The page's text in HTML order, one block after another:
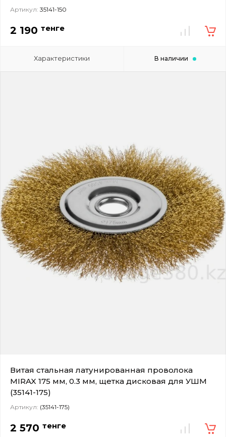
Артикул: 35141-150
2 190 тенге
Характеристики В наличии
Витая стальная латунированная проволока
MIRAX 175 мм, 0.3 мм, щетка дисковая для УШМ
(35141-175)
Артикул: (35141-175)
2 570 тенге